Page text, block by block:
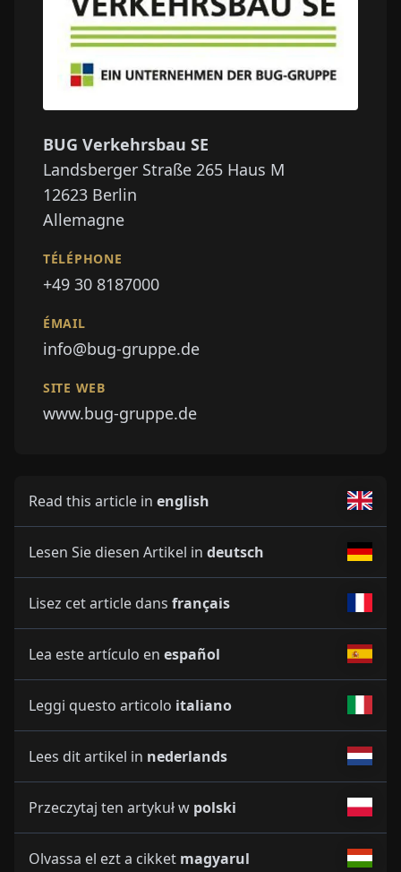
BUG Verkehrsbau SE
Landsberger Straße 265 Haus M
12623 Berlin
Allemagne
TÉLÉPHONE
+49 30 8187000
ÉMAIL
info@bug-gruppe.de
SITE WEB
www.bug-gruppe.de
Read this article in english
Lesen Sie diesen Artikel in deutsch
Lisez cet article dans français
Lea este artículo en español
Leggi questo articolo italiano
Lees dit artikel in nederlands
Przeczytaj ten artykuł w polski
Olvassa el ezt a cikket magyarul